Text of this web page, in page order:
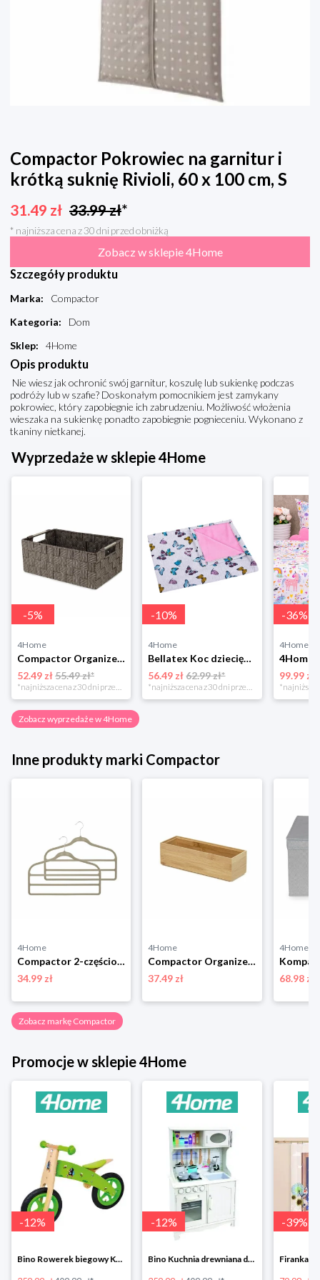
Compactor Pokrowiec na garnitur i
krótką suknię Rivioli, 60 x 100 cm, S
31.49 zł 33.99zł*
* najniższa cena z 30 dni przed obniżką
Zobacz w sklepie 4Home
Szczegóły produktu
Marka:
Compactor
Kategoria:
Dom
Sklep: 4Home
Opis produktu
Nie wiesz jak ochronić swój garnitur, koszulę lub sukienkę podczas
podróży lub w szafie? Doskonałym pomocnikiem jest zamykany
pokrowiec, który zapobiegnie ich zabrudzeniu. Możliwość włożenia
wieszaka na sukienkę ponadto zapobiegnie pognieceniu. Wykonano z
tkaniny nietkanej.
Wyprzedaże w sklepie 4Home
-5%
4Home
Compactor Organizer do przechowywania Toronto, 30 x 20 x 12 cm, ciemnobrązowy
52.49 zł55.49 zł*
*najniższa cena z 30 dni przed obniżką
-10%
4Home
Bellatex Koc dziecięcy Bára Butterfly różowy, 75 x 100 cm
56.49 zł 62.99 zł*
*najniższa cena z 30 dni przed obniżką
-36%
4Home
99.99 zł
Zobacz wyprzedaże w 4Home
Inne produkty marki Compactor
4Home
Compactor 2-częściowy komplet wieszaków na spodnie Velvet, 45 cm
34.99 zł
4Home
Compactor Organizer do przechowywania Bamboo Box M, 22,5 x 7,5 x 6,5 cm, M
37.49 zł
4Home
68.98 zł
Zobacz markę Compactor
Promocje w sklepie 4Home
-12%
Bino Rowerek biegowy Krecik
-12%
Bino Kuchnia drewniana dla dzieci Provence
-39%